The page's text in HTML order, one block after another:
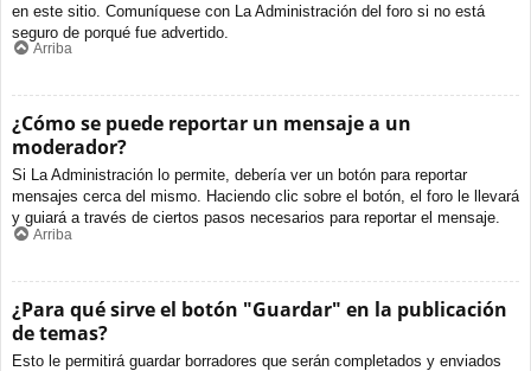
en este sitio. Comuníquese con La Administración del foro si no está
seguro de porqué fue advertido.
Arriba
¿Cómo se puede reportar un mensaje a un
moderador?
Si La Administración lo permite, debería ver un botón para reportar
mensajes cerca del mismo. Haciendo clic sobre el botón, el foro le llevará
y guiará a través de ciertos pasos necesarios para reportar el mensaje.
Arriba
¿Para qué sirve el botón "Guardar" en la publicación
de temas?
Esto le permitirá guardar borradores que serán completados y enviados